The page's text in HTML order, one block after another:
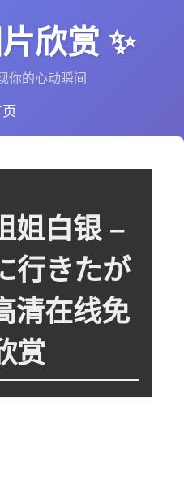
欣赏 ✨
你的心动瞬间
姐白银 –
行きたが
清在线免
赏